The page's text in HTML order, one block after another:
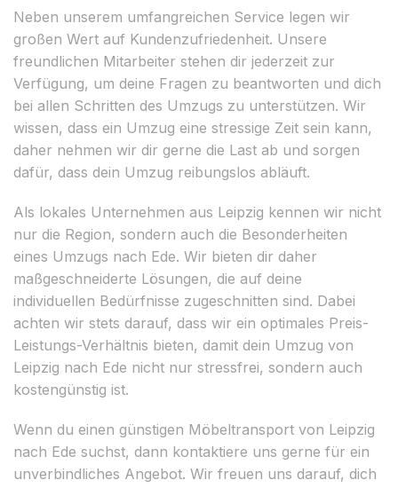
Neben unserem umfangreichen Service legen wir
großen Wert auf Kundenzufriedenheit. Unsere
freundlichen Mitarbeiter stehen dir jederzeit zur
Verfügung, um deine Fragen zu beantworten und dich
bei allen Schritten des Umzugs zu unterstützen. Wir
wissen, dass ein Umzug eine stressige Zeit sein kann,
daher nehmen wir dir gerne die Last ab und sorgen
dafür, dass dein Umzug reibungslos abläuft.
Als lokales Unternehmen aus Leipzig kennen wir nicht
nur die Region, sondern auch die Besonderheiten
eines Umzugs nach Ede. Wir bieten dir daher
maßgeschneiderte Lösungen, die auf deine
individuellen Bedürfnisse zugeschnitten sind. Dabei
achten wir stets darauf, dass wir ein optimales Preis-
Leistungs-Verhältnis bieten, damit dein Umzug von
Leipzig nach Ede nicht nur stressfrei, sondern auch
kostengünstig ist.
Wenn du einen günstigen Möbeltransport von Leipzig
nach Ede suchst, dann kontaktiere uns gerne für ein
unverbindliches Angebot. Wir freuen uns darauf, dich